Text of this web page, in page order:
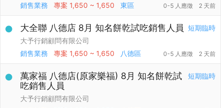
銷售業務
專案 1,650 ~ 1,650 東區 0-5 人應徵 2 天前
短期臨時
大全聯 八德店 8月 知名餅乾試吃銷售人員
大予行銷顧問有限公司
銷售業務
專案 1,650 ~ 1,650 八德區 0-5 人應徵 2 天前
短期臨時
萬家福 八德店(原家樂福) 8月 知名餅乾試
吃銷售人員
大予行銷顧問有限公司